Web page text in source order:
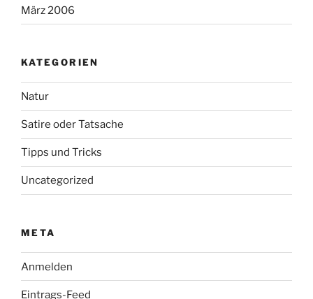
März 2006
KATEGORIEN
Natur
Satire oder Tatsache
Tipps und Tricks
Uncategorized
META
Anmelden
Eintrags-Feed